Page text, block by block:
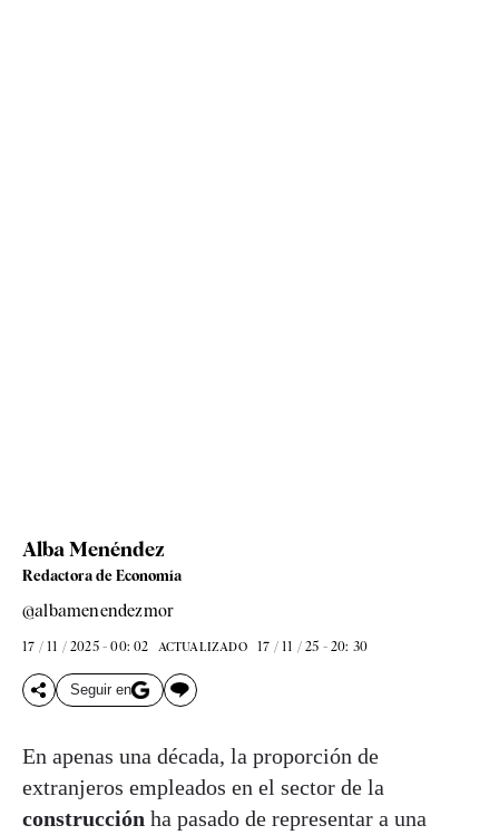
Alba Menéndez
Redactora de Economía
@albamenendezmor
17 / 11 / 2025 - 00: 02 ACTUALIZADO 17 / 11 / 25 - 20: 30
Seguir en
En apenas una década, la proporción de
extranjeros empleados en el sector de la
construcción ha pasado de representar a una